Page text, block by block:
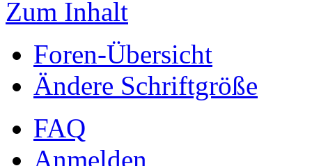
Zum Inhalt
Foren-Übersicht
Ändere Schriftgröße
FAQ
Anmelden